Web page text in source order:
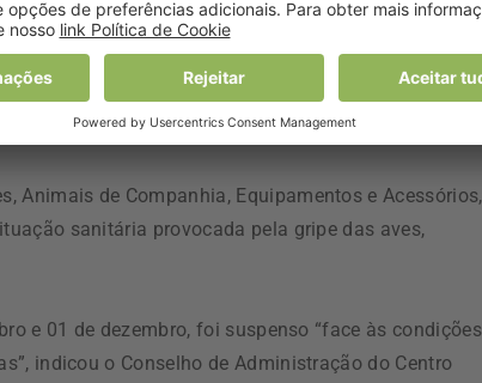
Animais de Companhia, Equipamentos e Acessórios,
sanitária provocada pela gripe das aves,
e 01 de dezembro, foi suspenso “face às condições
indicou o Conselho de Administração do Centro